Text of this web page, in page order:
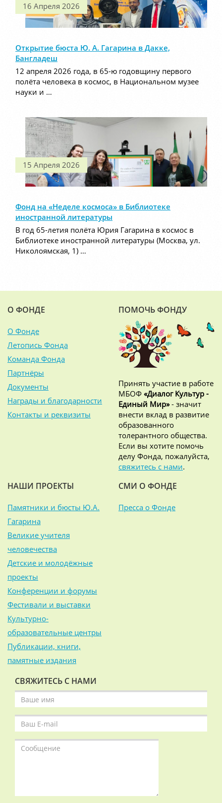
16 Апреля 2026
Открытие бюста Ю. А. Гагарина в Дакке,
Бангладеш
12 апреля 2026 года, в 65-ю годовщину первого
полёта человека в космос, в Национальном музее
науки и …
15 Апреля 2026
Фонд на «Неделе космоса» в Библиотеке
иностранной литературы
В год 65-летия полёта Юрия Гагарина в космос в
Библиотеке иностранной литературы (Москва, ул.
Николоямская, 1) …
О ФОНДЕ
О Фонде
Летопись Фонда
Команда Фонда
Партнёры
Документы
Награды и благодарности
Контакты и реквизиты
ПОМОЧЬ ФОНДУ
Принять участие в работе
МБОФ «Диалог Культур -
Единый Мир»- значит
внести вклад в развитие
образованного
толерантного общества.
Если вы хотите помочь
делу Фонда, пожалуйста,
свяжитесь с нами.
НАШИ ПРОЕКТЫ
Памятники и бюсты Ю.А.
Гагарина
Великие учителя
человечества
Детские и молодёжные
проекты
Конференции и форумы
Фестивали и выставки
Культурно-
образовательные центры
Публикации, книги,
памятные издания
СМИ О ФОНДЕ
Пресса о Фонде
СВЯЖИТЕСЬ С НАМИ